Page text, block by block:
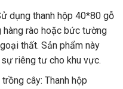
dụng thanh hộp 40*80 gỗ
rào hoặc bức tường
thất. Sản phẩm này
riêng tư cho khu vực.
cây: Thanh hộp